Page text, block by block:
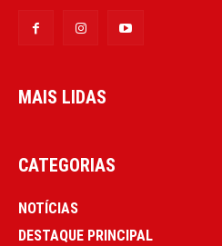
MAIS LIDAS
CATEGORIAS
NOTÍCIAS
DESTAQUE PRINCIPAL